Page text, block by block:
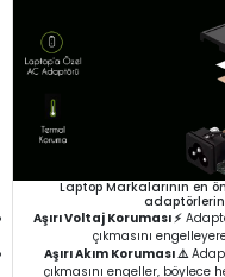
Laptop Markalarının en
Aşırı Voltaj Koruması ⚡
çıkmasını
Aşırı Akım Koruması ⚠️
çıkmasını engeller,